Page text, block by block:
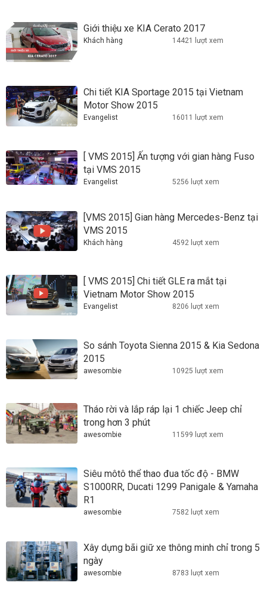
Giới thiệu xe KIA Cerato 2017
Khách hàng 14421 lượt xem
Chi tiết KIA Sportage 2015 tại Vietnam
Motor Show 2015
Evangelist 16011 lượt xem
[ VMS 2015] Ấn tượng với gian hàng Fuso
tại VMS 2015
Evangelist 5256 lượt xem
[VMS 2015] Gian hàng Mercedes-Benz tại
VMS 2015
Khách hàng 4592 lượt xem
[ VMS 2015] Chi tiết GLE ra mắt tại
Vietnam Motor Show 2015
Evangelist 8206 lượt xem
So sánh Toyota Sienna 2015 & Kia Sedona
2015
awesombie 10925 lượt xem
Tháo rời và lắp ráp lại 1 chiếc Jeep chỉ
trong hơn 3 phút
awesombie 11599 lượt xem
Siêu môtô thể thao đua tốc độ - BMW
S1000RR, Ducati 1299 Panigale & Yamaha
R1
awesombie 7582 lượt xem
Xây dựng bãi giữ xe thông minh chỉ trong 5
ngày
awesombie 8783 lượt xem